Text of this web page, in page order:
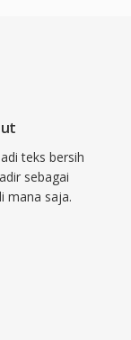
teks bersih
sebagai
mana saja.